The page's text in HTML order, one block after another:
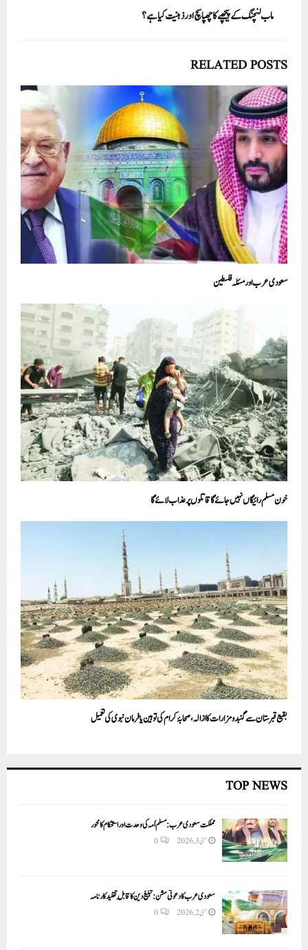
ماب لنچنگ کے پیچھے کا چھپا سچ اور ذہنیت کیا ہے؟
RELATED POSTS
سعودی عرب اور مسئلہ فلسطین
خون مسلم رائیگاں نہیں جائے گا قاتلوں پر عذاب لا ئے گا
بقیع قبرستان سے گنبد ومزارات کا ازالہ، صحابۂ کرام کی توہین یا فرمان نبوی کی تعمیل
TOP NEWS
مملکت سعودی عرب: مسلم اُمہ کی وحدت اور استحکام کا محور
مئی 3, 2026 0
سعودی عرب کا دعوتی مشن: تبلیغ دین کا قابلِ تقلید کارنامہ
مئی 2, 2026 0